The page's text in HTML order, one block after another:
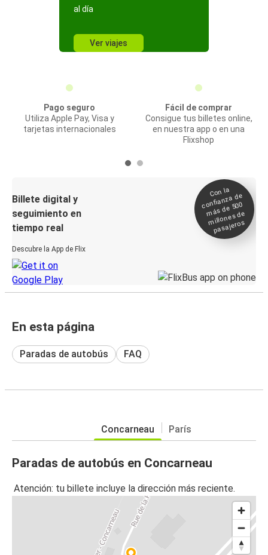
al día
Ver viajes
Pago seguro
Utiliza Apple Pay, Visa y
tarjetas internacionales
Fácil de comprar
Consigue tus billetes online,
en nuestra app o en una
Flixshop
Billete digital y
seguimiento en
tiempo real
Descubre la App de Flix
Con la
confianza de
más de 500
millones de
pasajeros
En esta página
Paradas de autobús FAQ
Concarneau París
Paradas de autobús en Concarneau
Atención: tu billete incluye la dirección más reciente.